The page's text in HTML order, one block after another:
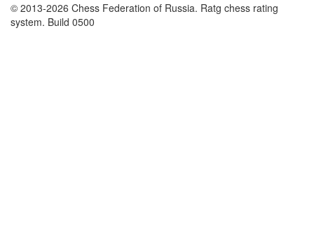
© 2013-2026 Chess Federation of Russia. Ratg chess rating
system. Build 0500